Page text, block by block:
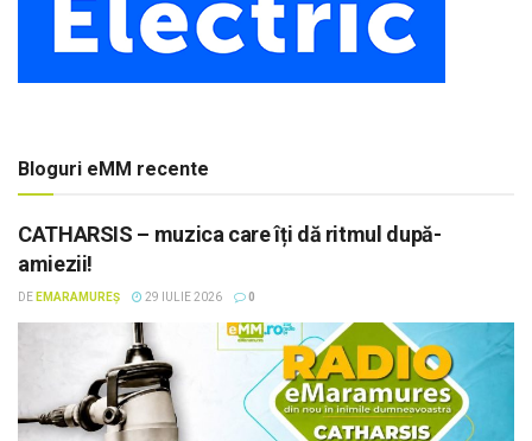
Bloguri eMM recente
CATHARSIS – muzica care îți dă ritmul după-
amiezii!
DE EMARAMUREȘ 29 IULIE 2026 0